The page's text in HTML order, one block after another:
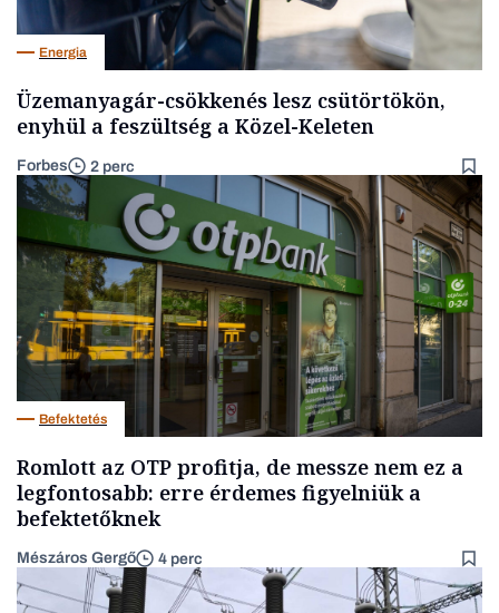
Energia
Üzemanyagár-csökkenés lesz csütörtökön,
enyhül a feszültség a Közel-Keleten
Forbes 2 perc
Befektetés
Romlott az OTP profitja, de messze nem ez a
legfontosabb: erre érdemes figyelniük a
befektetőknek
Mészáros Gergő 4 perc